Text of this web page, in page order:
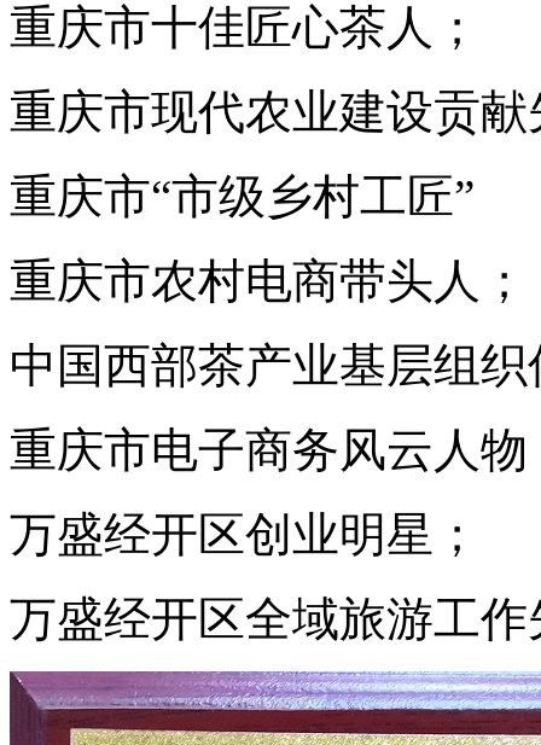
重庆市十佳匠心茶人；
重庆市现代农业建设贡
重庆市“市级乡村工匠”
重庆市农村电商带头人；
中国西部茶产业基层组
重庆市电子商务风云人物
万盛经开区创业明星；
万盛经开区全域旅游工